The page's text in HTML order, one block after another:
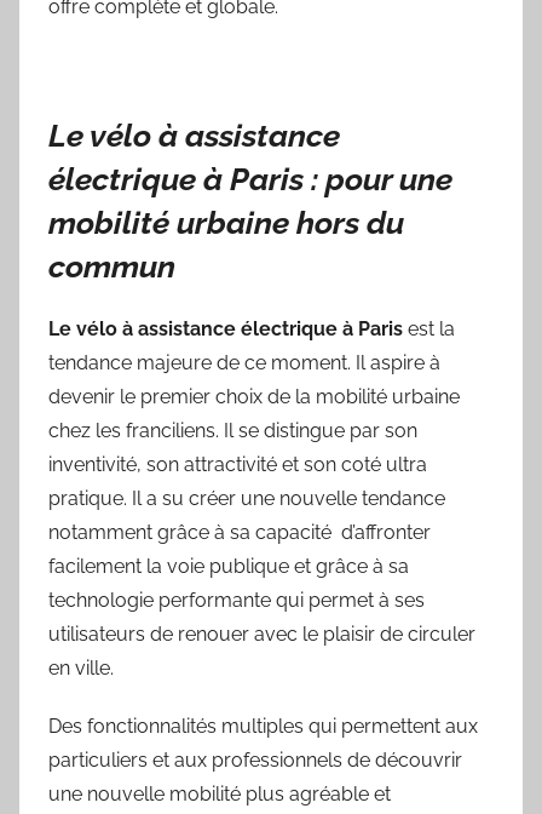
offre complète et globale.
Le vélo à assistance
électrique à Paris : pour une
mobilité urbaine hors du
commun
Le vélo à assistance électrique à Paris est la
tendance majeure de ce moment. Il aspire à
devenir le premier choix de la mobilité urbaine
chez les franciliens. Il se distingue par son
inventivité, son attractivité et son coté ultra
pratique. Il a su créer une nouvelle tendance
notamment grâce à sa capacité d’affronter
facilement la voie publique et grâce à sa
technologie performante qui permet à ses
utilisateurs de renouer avec le plaisir de circuler
en ville.
Des fonctionnalités multiples qui permettent aux
particuliers et aux professionnels de découvrir
une nouvelle mobilité plus agréable et